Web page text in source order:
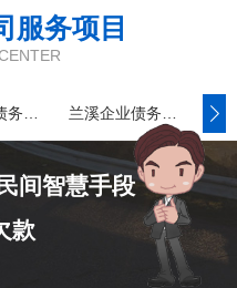
服务项目
间智慧手段
款